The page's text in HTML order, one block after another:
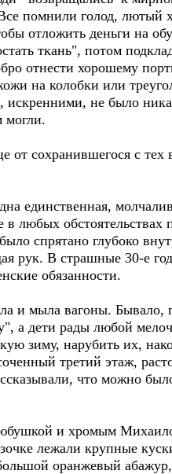
помнили голод, лютый
отложить деньги на
ткань", потом
отнести хорошему
на колобки или
не было
могли.
от сохранившегося с тех
единственная,
любых обстоятельствах
спрятано глубоко
рук. В страшные 30-е
обязанности.
и мыла вагоны. Бывало,
а дети рады любой
зиму, нарубить их,
третий этаж,
что можно
и хромым
лежали крупные
оранжевый абажур,